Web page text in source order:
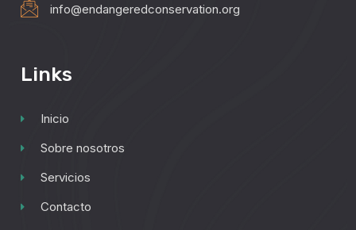
info@endangeredconservation.org
Links
Inicio
Sobre nosotros
Servicios
Contacto